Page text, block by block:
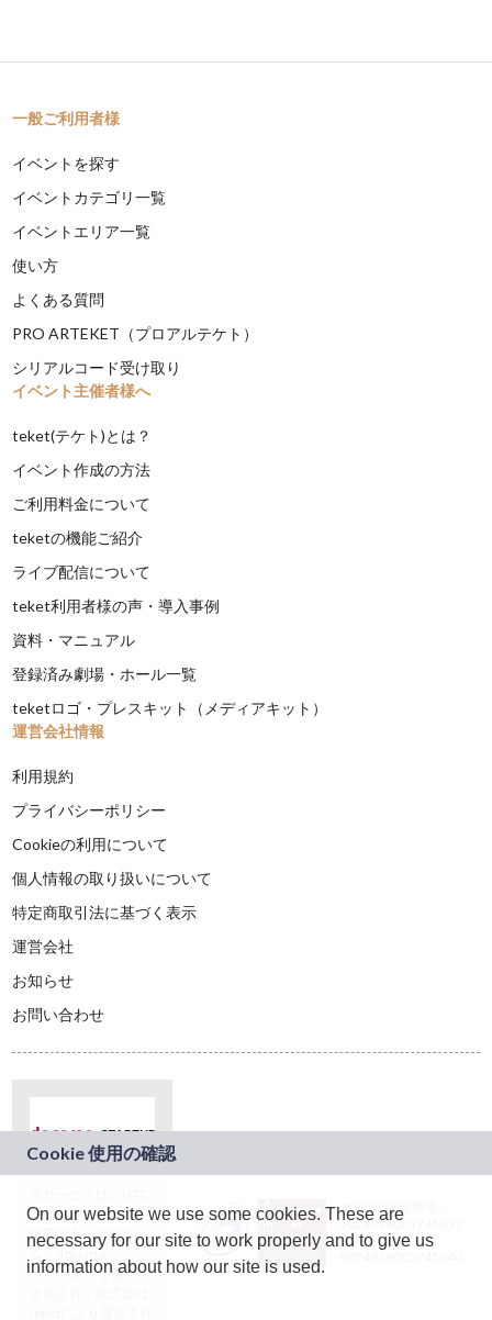
一般ご利用者様
イベントを探す
イベントカテゴリ一覧
イベントエリア一覧
使い方
よくある質問
PRO ARTEKET（プロアルテケト）
シリアルコード受け取り
イベント主催者様へ
teket(テケト)とは？
イベント作成の方法
ご利用料金について
teketの機能ご紹介
ライブ配信について
teket利用者様の声・導入事例
資料・マニュアル
登録済み劇場・ホール一覧
teketロゴ・プレスキット（メディアキット）
運営会社情報
利用規約
プライバシーポリシー
Cookieの利用について
個人情報の取り扱いについて
特定商取引法に基づく表示
運営会社
お知らせ
お問い合わせ
ドコモグループの新
規事業創出プログラ
ム「docomo
STARTUP」を通じて
JASRAC許諾番号：
9024936001Y45037
JASRAC許諾番号：
On our website we use some cookies. These are
necessary for our site to work properly and to give us
information about how our site is used.